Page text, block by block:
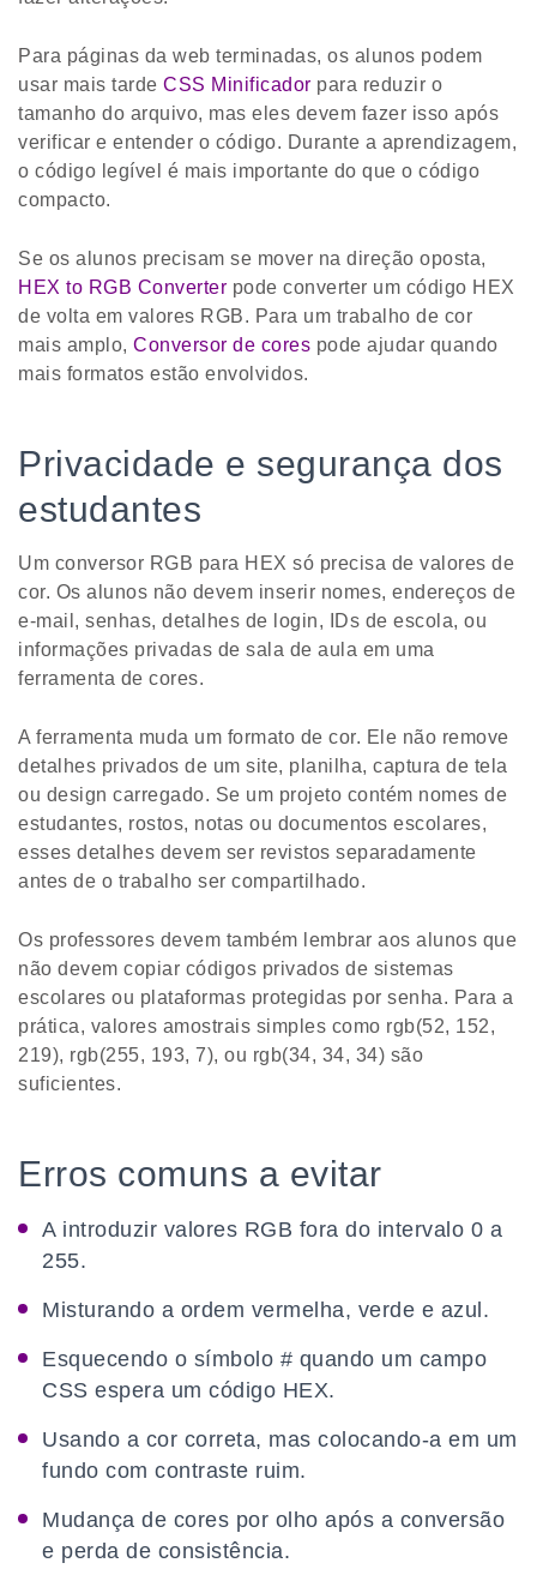
Para páginas da web terminadas, os alunos podem
usar mais tarde CSS Minificador para reduzir o
tamanho do arquivo, mas eles devem fazer isso após
verificar e entender o código. Durante a aprendizagem,
o código legível é mais importante do que o código
compacto.
Se os alunos precisam se mover na direção oposta,
HEX to RGB Converter pode converter um código HEX
de volta em valores RGB. Para um trabalho de cor
mais amplo, Conversor de cores pode ajudar quando
mais formatos estão envolvidos.
Privacidade e segurança dos
estudantes
Um conversor RGB para HEX só precisa de valores de
cor. Os alunos não devem inserir nomes, endereços de
e-mail, senhas, detalhes de login, IDs de escola, ou
informações privadas de sala de aula em uma
ferramenta de cores.
A ferramenta muda um formato de cor. Ele não remove
detalhes privados de um site, planilha, captura de tela
ou design carregado. Se um projeto contém nomes de
estudantes, rostos, notas ou documentos escolares,
esses detalhes devem ser revistos separadamente
antes de o trabalho ser compartilhado.
Os professores devem também lembrar aos alunos que
não devem copiar códigos privados de sistemas
escolares ou plataformas protegidas por senha. Para a
prática, valores amostrais simples como rgb(52, 152,
219), rgb(255, 193, 7), ou rgb(34, 34, 34) são
suficientes.
Erros comuns a evitar
A introduzir valores RGB fora do intervalo 0 a
255.
Misturando a ordem vermelha, verde e azul.
Esquecendo o símbolo # quando um campo
CSS espera um código HEX.
Usando a cor correta, mas colocando-a em um
fundo com contraste ruim.
Mudança de cores por olho após a conversão
e perda de consistência.